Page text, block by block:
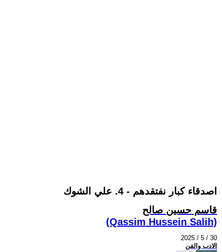
اصدقاء كبار نفتقدهم - 4. علي الشوك
قاسم حسين صالح
(Qassim Hussein Salih)
2025 / 5 / 30
الادب والفن